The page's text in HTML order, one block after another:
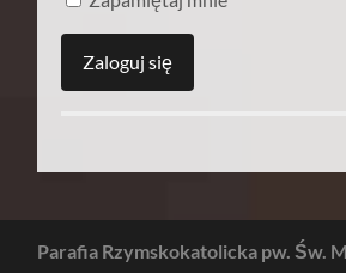
Parafia Rzymskokatolicka pw. Św.